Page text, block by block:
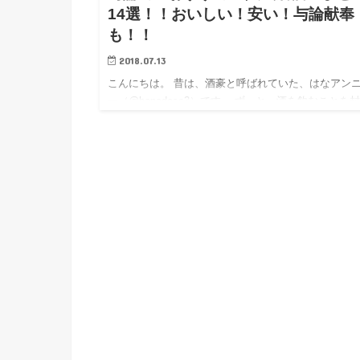
14選！！おいしい！安い！与論献奉
も！！
2018.07.13
こんにちは。 昔は、酒豪と呼ばれていた、はなアン
ー（@hanadeso3）です。 ずっと、酒を飲むことを